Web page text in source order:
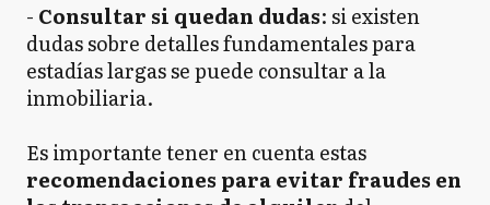
- Consultar si quedan dudas: si existen
dudas sobre detalles fundamentales para
estadías largas se puede consultar a la
inmobiliaria.
Es importante tener en cuenta estas
recomendaciones para evitar fraudes en